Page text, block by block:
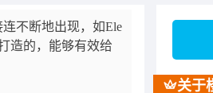
不断地出现，如Ele
造的，能够有效给
关于